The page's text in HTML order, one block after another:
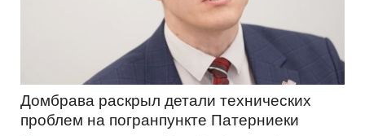
Домбравa раскрыл детали технических
проблем на погранпункте Патерниеки